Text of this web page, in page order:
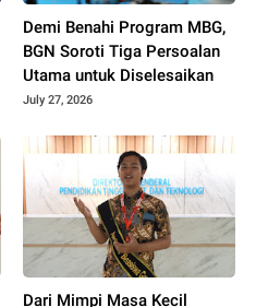
Demi Benahi Program MBG,
BGN Soroti Tiga Persoalan
Utama untuk Diselesaikan
July 27, 2026
Dari Mimpi Masa Kecil